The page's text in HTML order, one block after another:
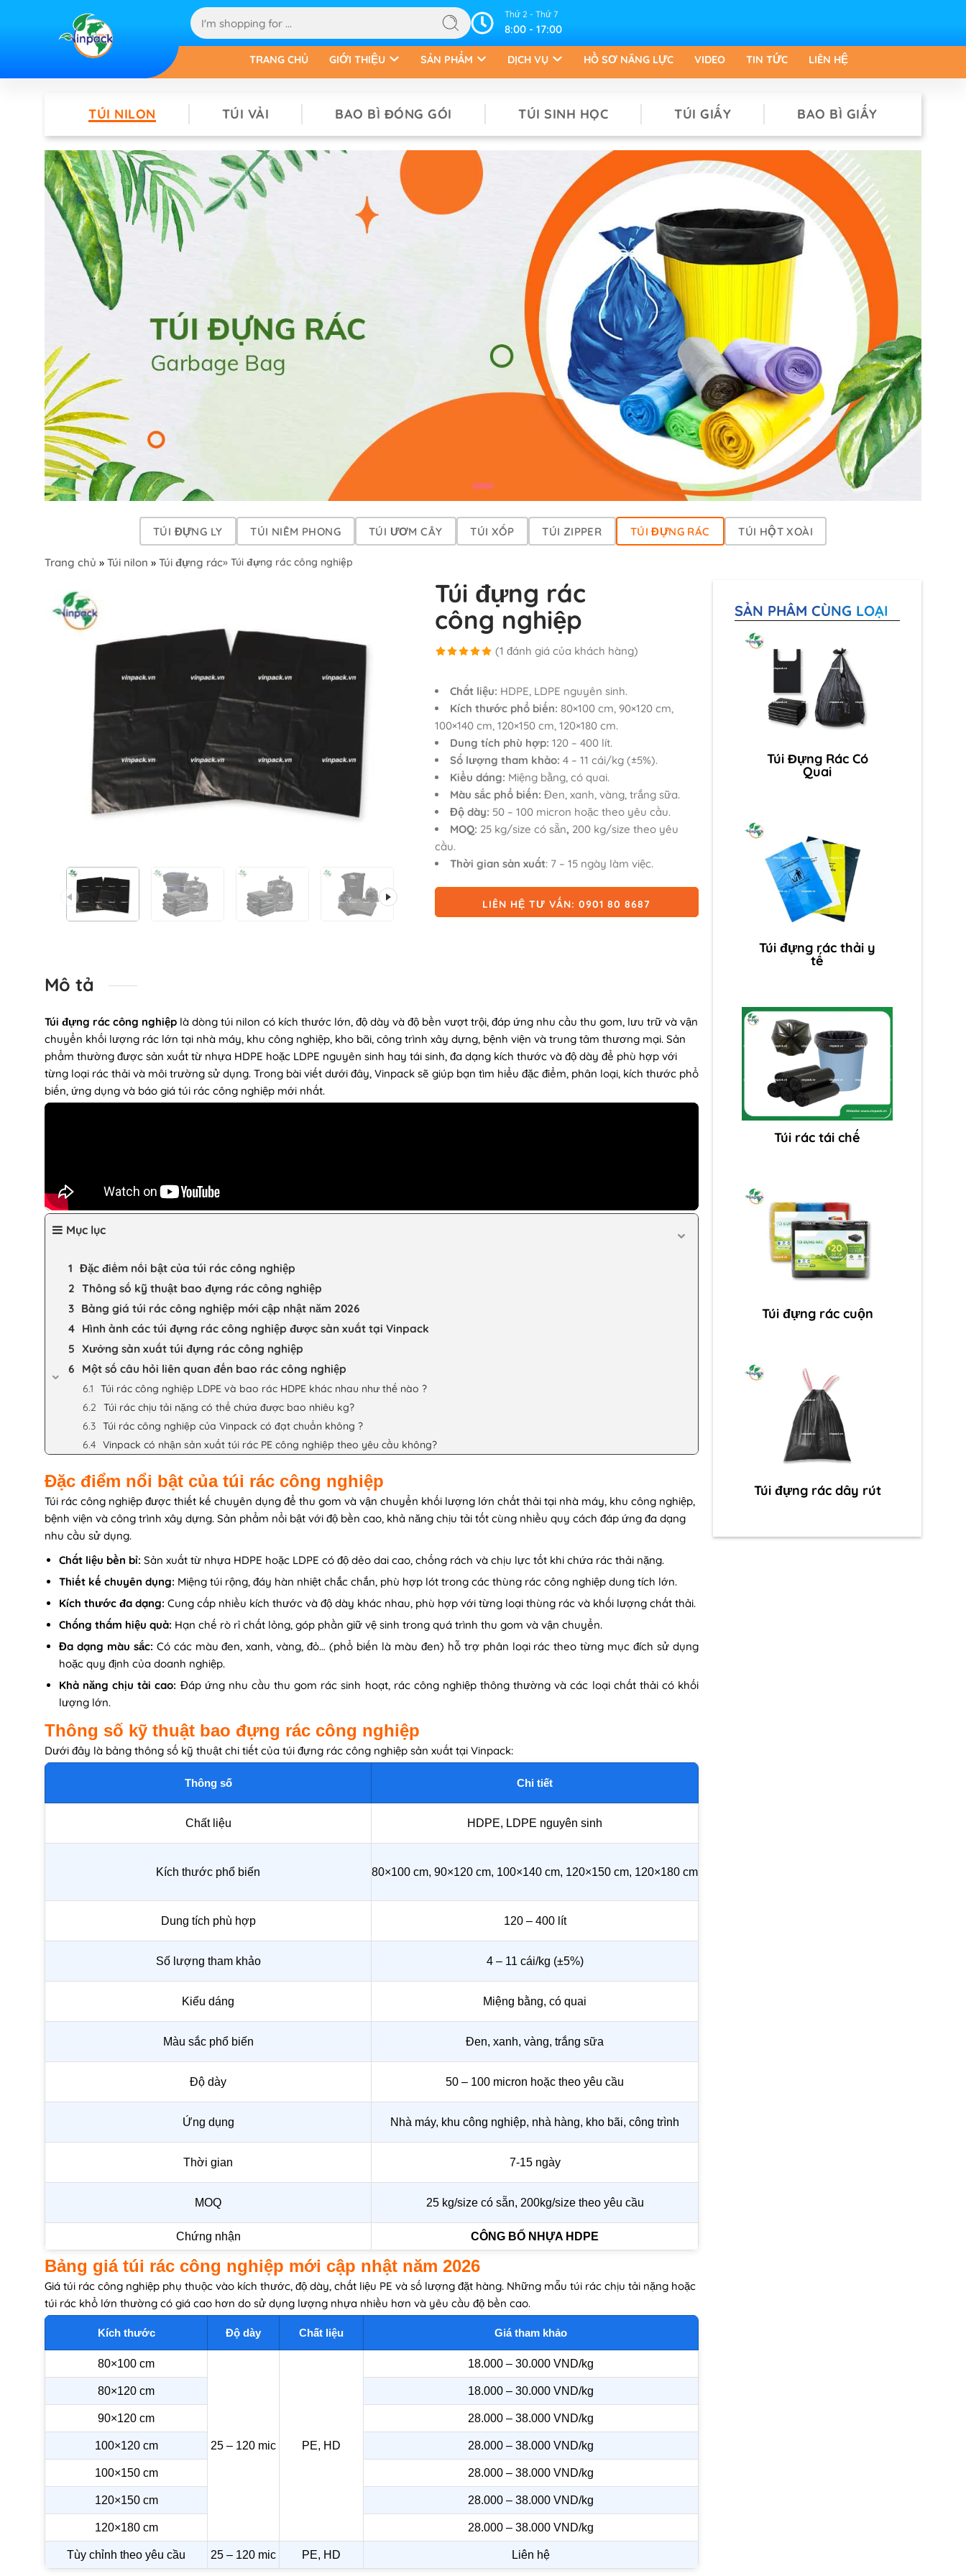
Thứ 2 - Thứ 7
8:00 - 17:00
TRANG CHỦ GIỚI THIỆU SẢN PHẨM DỊCH VỤ HỒ SƠ NĂNG LỰC VIDEO TIN TỨC LIÊN HỆ
TÚI NILON TÚI VẢI BAO BÌ ĐÓNG GÓI TÚI SINH HỌC TÚI GIẤY BAO BÌ GIẤY
TÚI ĐỰNG LY TÚI NIÊM PHONG TÚI ƯƠM CÂY TÚI XỐP TÚI ZIPPER TÚI ĐỰNG RÁC TÚI HỘT XOÀI
Trang chủ » Túi nilon » Túi đựng rác» Túi đựng rác công nghiệp
Túi đựng rác
công nghiệp
dựa trên
đánh giá
(1 đánh giá của khách hàng)
Chất liệu: HDPE, LDPE nguyên sinh.
Kích thước phổ biến: 80×100 cm, 90×120 cm,
100×140 cm, 120×150 cm, 120×180 cm.
Dung tích phù hợp: 120 – 400 lít.
Số lượng tham khảo: 4 – 11 cái/kg (±5%).
Kiểu dáng: Miệng bằng, có quai.
Màu sắc phổ biến: Đen, xanh, vàng, trắng sữa.
Độ dày: 50 – 100 micron hoặc theo yêu cầu.
MOQ: 25 kg/size có sẵn, 200 kg/size theo yêu
cầu.
Thời gian sản xuất: 7 – 15 ngày làm việc.
LIÊN HỆ TƯ VẤN: 0901 80 8687
Mô tả
Túi đựng rác công nghiệp là dòng túi nilon có kích thước lớn, độ dày và độ bền vượt trội, đáp ứng nhu cầu thu gom, lưu trữ và vận
chuyển khối lượng rác lớn tại nhà máy, khu công nghiệp, kho bãi, công trình xây dựng, bệnh viện và trung tâm thương mại. Sản
phẩm thường được sản xuất từ nhựa HDPE hoặc LDPE nguyên sinh hay tái sinh, đa dạng kích thước và độ dày để phù hợp với
từng loại rác thải và môi trường sử dụng. Trong bài viết dưới đây, Vinpack sẽ giúp bạn tìm hiểu đặc điểm, phân loại, kích thước phổ
biến, ứng dụng và báo giá túi rác công nghiệp mới nhất.
Mục lục
Đặc điểm nổi bật của túi rác công nghiệp
Thông số kỹ thuật bao đựng rác công nghiệp
Bảng giá túi rác công nghiệp mới cập nhật năm 2026
Hình ảnh các túi đựng rác công nghiệp được sản xuất tại Vinpack
Xưởng sản xuất túi đựng rác công nghiệp
Một số câu hỏi liên quan đến bao rác công nghiệp
Túi rác công nghiệp LDPE và bao rác HDPE khác nhau như thế nào ?
Túi rác chịu tải nặng có thể chứa được bao nhiêu kg?
Túi rác công nghiệp của Vinpack có đạt chuẩn không ?
Vinpack có nhận sản xuất túi rác PE công nghiệp theo yêu cầu không?
Đặc điểm nổi bật của túi rác công nghiệp
Túi rác công nghiệp được thiết kế chuyên dụng để thu gom và vận chuyển khối lượng lớn chất thải tại nhà máy, khu công nghiệp,
bệnh viện và công trình xây dựng. Sản phẩm nổi bật với độ bền cao, khả năng chịu tải tốt cùng nhiều quy cách đáp ứng đa dạng
nhu cầu sử dụng.
Chất liệu bền bỉ: Sản xuất từ nhựa HDPE hoặc LDPE có độ dẻo dai cao, chống rách và chịu lực tốt khi chứa rác thải nặng.
Thiết kế chuyên dụng: Miệng túi rộng, đáy hàn nhiệt chắc chắn, phù hợp lót trong các thùng rác công nghiệp dung tích lớn.
Kích thước đa dạng: Cung cấp nhiều kích thước và độ dày khác nhau, phù hợp với từng loại thùng rác và khối lượng chất thải.
Chống thấm hiệu quả: Hạn chế rò rỉ chất lỏng, góp phần giữ vệ sinh trong quá trình thu gom và vận chuyển.
Đa dạng màu sắc: Có các màu đen, xanh, vàng, đỏ… (phổ biến là màu đen) hỗ trợ phân loại rác theo từng mục đích sử dụng
hoặc quy định của doanh nghiệp.
Khả năng chịu tải cao: Đáp ứng nhu cầu thu gom rác sinh hoạt, rác công nghiệp thông thường và các loại chất thải có khối
lượng lớn.
Thông số kỹ thuật bao đựng rác công nghiệp
Dưới đây là bảng thông số kỹ thuật chi tiết của túi đựng rác công nghiệp sản xuất tại Vinpack:
Thông số Chi tiết
Chất liệu HDPE, LDPE nguyên sinh
Kích thước phổ biến 80×100 cm, 90×120 cm, 100×140 cm, 120×150 cm, 120×180 cm
Dung tích phù hợp 120 – 400 lít
Số lượng tham khảo 4 – 11 cái/kg (±5%)
Kiểu dáng Miệng bằng, có quai
Màu sắc phổ biến Đen, xanh, vàng, trắng sữa
Độ dày 50 – 100 micron hoặc theo yêu cầu
Ứng dụng Nhà máy, khu công nghiệp, nhà hàng, kho bãi, công trình
Thời gian 7-15 ngày
MOQ 25 kg/size có sẵn, 200kg/size theo yêu cầu
Chứng nhận CÔNG BỐ NHỰA HDPE
Bảng giá túi rác công nghiệp mới cập nhật năm 2026
Giá túi rác công nghiệp phụ thuộc vào kích thước, độ dày, chất liệu PE và số lượng đặt hàng. Những mẫu túi rác chịu tải nặng hoặc
túi rác khổ lớn thường có giá cao hơn do sử dụng lượng nhựa nhiều hơn và yêu cầu độ bền cao.
Kích thước Độ dày Chất liệu Giá tham khảo
80×100 cm
25 – 120 mic PE, HD
18.000 – 30.000 VND/kg
80×120 cm 18.000 – 30.000 VND/kg
90×120 cm 28.000 – 38.000 VND/kg
100×120 cm 28.000 – 38.000 VND/kg
100×150 cm 28.000 – 38.000 VND/kg
120×150 cm 28.000 – 38.000 VND/kg
120×180 cm 28.000 – 38.000 VND/kg
Tùy chỉnh theo yêu cầu 25 – 120 mic PE, HD Liên hệ
SẢN PHẨM CÙNG LOẠI
Túi Đựng Rác Có
Quai
Túi đựng rác thải y
tế
Túi rác tái chế
Túi đựng rác cuộn
Túi đựng rác dây rút